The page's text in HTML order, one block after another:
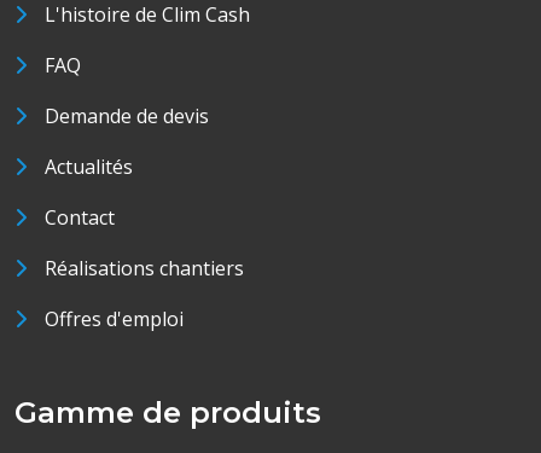
L'histoire de Clim Cash
FAQ
Demande de devis
Actualités
Contact
Réalisations chantiers
Offres d'emploi
Gamme de produits